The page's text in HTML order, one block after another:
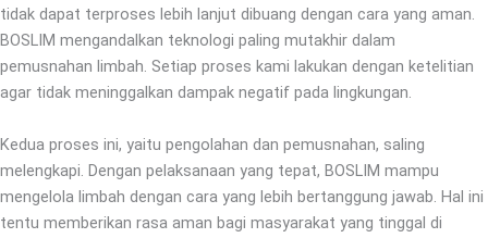
tidak dapat terproses lebih lanjut dibuang dengan cara yang aman.
BOSLIM mengandalkan teknologi paling mutakhir dalam
pemusnahan limbah. Setiap proses kami lakukan dengan ketelitian
agar tidak meninggalkan dampak negatif pada lingkungan.
Kedua proses ini, yaitu pengolahan dan pemusnahan, saling
melengkapi. Dengan pelaksanaan yang tepat, BOSLIM mampu
mengelola limbah dengan cara yang lebih bertanggung jawab. Hal ini
tentu memberikan rasa aman bagi masyarakat yang tinggal di